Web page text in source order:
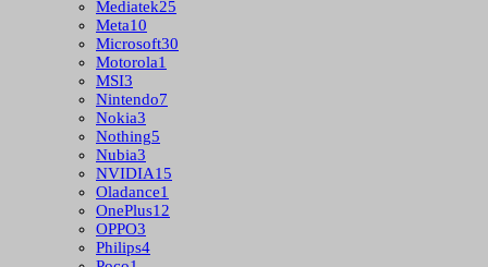
Mediatek25
Meta10
Microsoft30
Motorola1
MSI3
Nintendo7
Nokia3
Nothing5
Nubia3
NVIDIA15
Oladance1
OnePlus12
OPPO3
Philips4